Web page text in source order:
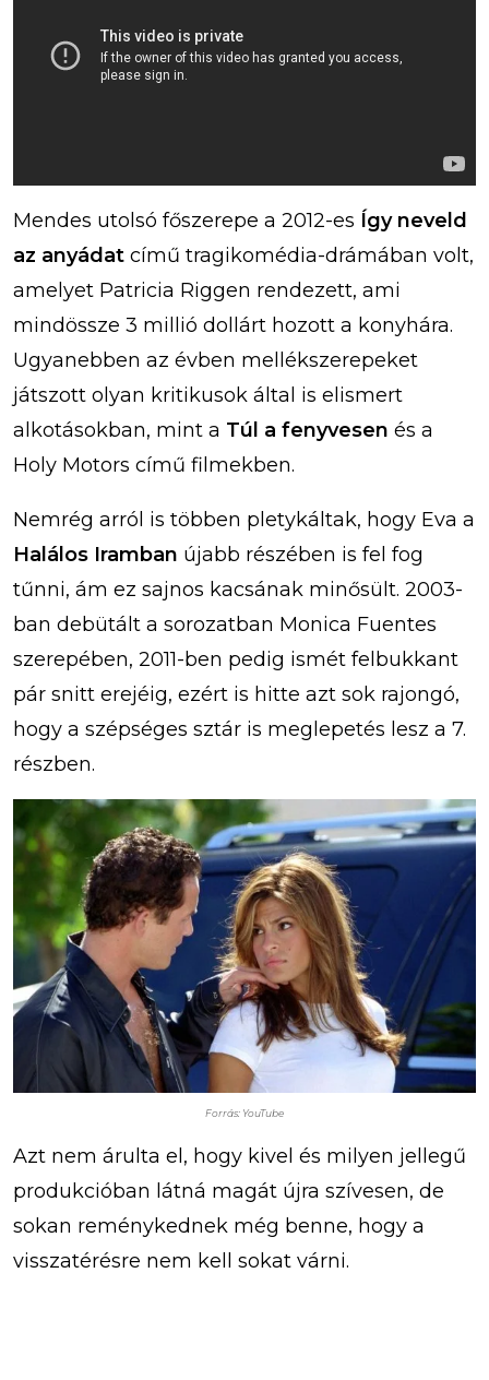
Mendes utolsó főszerepe a 2012-es Így neveld
az anyádat című tragikomédia-drámában volt,
amelyet Patricia Riggen rendezett, ami
mindössze 3 millió dollárt hozott a konyhára.
Ugyanebben az évben mellékszerepeket
játszott olyan kritikusok által is elismert
alkotásokban, mint a Túl a fenyvesen és a
Holy Motors című filmekben.
Nemrég arról is többen pletykáltak, hogy Eva a
Halálos Iramban újabb részében is fel fog
tűnni, ám ez sajnos kacsának minősült. 2003-
ban debütált a sorozatban Monica Fuentes
szerepében, 2011-ben pedig ismét felbukkant
pár snitt erejéig, ezért is hitte azt sok rajongó,
hogy a szépséges sztár is meglepetés lesz a 7.
részben.
Forrás: YouTube
Azt nem árulta el, hogy kivel és milyen jellegű
produkcióban látná magát újra szívesen, de
sokan reménykednek még benne, hogy a
visszatérésre nem kell sokat várni.